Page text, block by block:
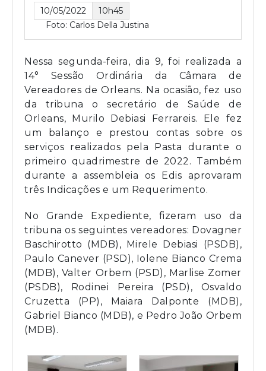
10/05/2022
10h45
Foto: Carlos Della Justina
Nessa segunda-feira, dia 9, foi realizada a
14° Sessão Ordinária da Câmara de
Vereadores de Orleans. Na ocasião, fez uso
da tribuna o secretário de Saúde de
Orleans, Murilo Debiasi Ferrareis. Ele fez
um balanço e prestou contas sobre os
serviços realizados pela Pasta durante o
primeiro quadrimestre de 2022. Também
durante a assembleia os Edis aprovaram
três Indicações e um Requerimento.
No Grande Expediente, fizeram uso da
tribuna os seguintes vereadores: Dovagner
Baschirotto (MDB), Mirele Debiasi (PSDB),
Paulo Canever (PSD), Iolene Bianco Crema
(MDB), Valter Orbem (PSD), Marlise Zomer
(PSDB), Rodinei Pereira (PSD), Osvaldo
Cruzetta (PP), Maiara Dalponte (MDB),
Gabriel Bianco (MDB), e Pedro João Orbem
(MDB).